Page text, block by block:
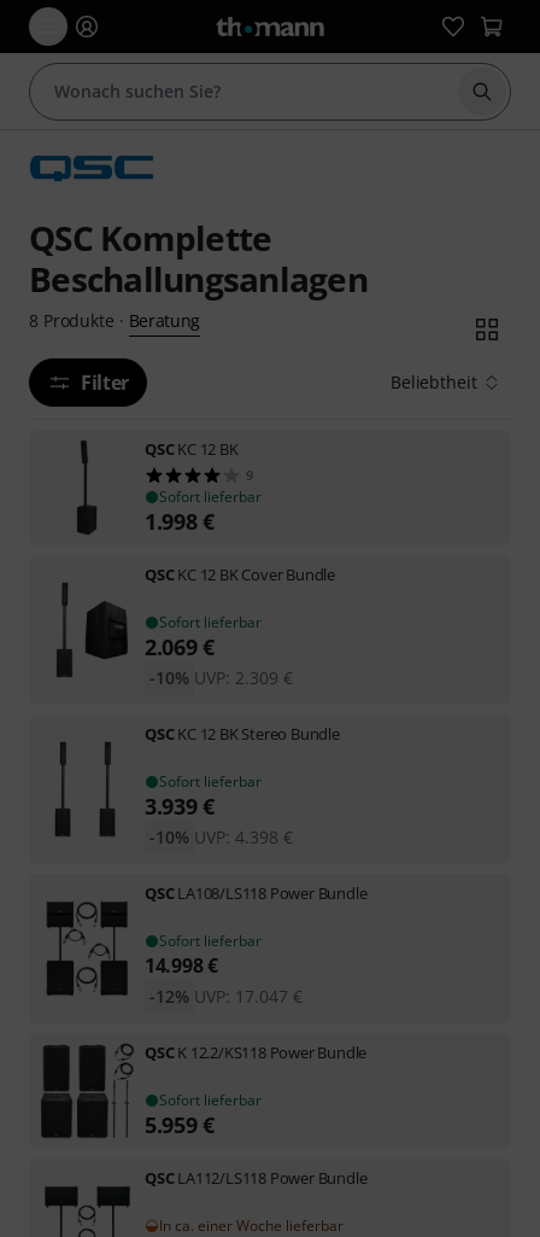
Suche
QSC Komplette
Beschallungsanlagen
8 Produkte · Beratung
Filter Beliebtheit
QSCKC 12 BK
9
Sofort lieferbar
1.998€
QSCKC 12 BK Cover Bundle
Sofort lieferbar
2.069€
UVP: 2.309 €
-10%
QSCKC 12 BK Stereo Bundle
Sofort lieferbar
3.939€
UVP: 4.398 €
-10%
QSCLA108/LS118 Power Bundle
Sofort lieferbar
14.998€
UVP: 17.047 €
-12%
QSCK 12.2/KS118 Power Bundle
Sofort lieferbar
5.959€
QSCLA112/LS118 Power Bundle
In ca. einer Woche lieferbar